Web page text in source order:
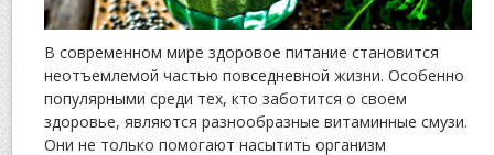
В современном мире здоровое питание становится
неотъемлемой частью повседневной жизни. Особенно
популярными среди тех, кто заботится о своем
здоровье, являются разнообразные витаминные смузи.
Они не только помогают насытить организм